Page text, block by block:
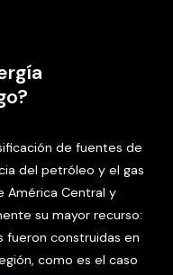
de fuentes de
del petróleo y el gas
América Central y
su mayor recurso:
fueron construidas en
como es el caso